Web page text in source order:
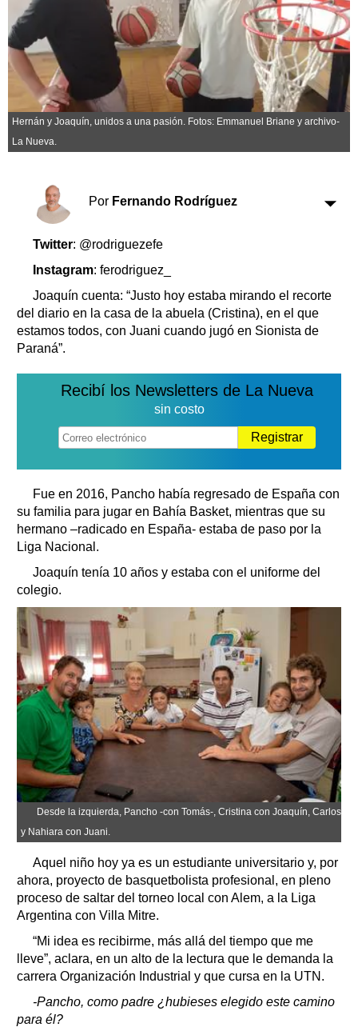
Turismo
Salud
Es viral
El tiempo
Cartón Lleno
Fúnebres
Clasificados
Suplementos
Servicios
Datos Útiles
Fúnebres
Edictos
Hernán y Joaquín, unidos a una pasión. Fotos: Emmanuel Briane y archivo-
La Nueva.
Por Fernando Rodríguez
Twitter: @rodriguezefe
Instagram: ferodriguez_
Joaquín cuenta: “Justo hoy estaba mirando el recorte
del diario en la casa de la abuela (Cristina), en el que
estamos todos, con Juani cuando jugó en Sionista de
Paraná”.
Recibí los Newsletters de La Nueva
sin costo
Registrar
Fue en 2016, Pancho había regresado de España con
su familia para jugar en Bahía Basket, mientras que su
hermano –radicado en España- estaba de paso por la
Liga Nacional.
Joaquín tenía 10 años y estaba con el uniforme del
colegio.
Desde la izquierda, Pancho -con Tomás-, Cristina con Joaquín, Carlos
y Nahiara con Juani.
Aquel niño hoy ya es un estudiante universitario y, por
ahora, proyecto de basquetbolista profesional, en pleno
proceso de saltar del torneo local con Alem, a la Liga
Argentina con Villa Mitre.
“Mi idea es recibirme, más allá del tiempo que me
lleve”, aclara, en un alto de la lectura que le demanda la
carrera Organización Industrial y que cursa en la UTN.
-Pancho, como padre ¿hubieses elegido este camino
para él?